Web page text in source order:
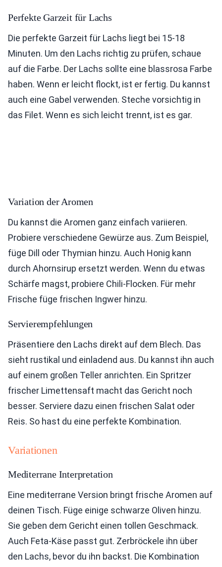
Perfekte Garzeit für Lachs
Die perfekte Garzeit für Lachs liegt bei 15-18
Minuten. Um den Lachs richtig zu prüfen, schaue
auf die Farbe. Der Lachs sollte eine blassrosa Farbe
haben. Wenn er leicht flockt, ist er fertig. Du kannst
auch eine Gabel verwenden. Steche vorsichtig in
das Filet. Wenn es sich leicht trennt, ist es gar.
Variation der Aromen
Du kannst die Aromen ganz einfach variieren.
Probiere verschiedene Gewürze aus. Zum Beispiel,
füge Dill oder Thymian hinzu. Auch Honig kann
durch Ahornsirup ersetzt werden. Wenn du etwas
Schärfe magst, probiere Chili-Flocken. Für mehr
Frische füge frischen Ingwer hinzu.
Servierempfehlungen
Präsentiere den Lachs direkt auf dem Blech. Das
sieht rustikal und einladend aus. Du kannst ihn auch
auf einem großen Teller anrichten. Ein Spritzer
frischer Limettensaft macht das Gericht noch
besser. Serviere dazu einen frischen Salat oder
Reis. So hast du eine perfekte Kombination.
Variationen
Mediterrane Interpretation
Eine mediterrane Version bringt frische Aromen auf
deinen Tisch. Füge einige schwarze Oliven hinzu.
Sie geben dem Gericht einen tollen Geschmack.
Auch Feta-Käse passt gut. Zerbröckele ihn über
den Lachs, bevor du ihn backst. Die Kombination